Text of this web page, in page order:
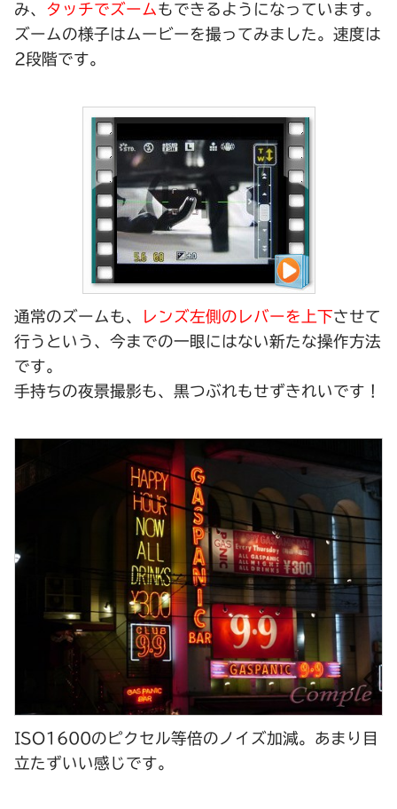
み、
タッチでズーム もできるようになっています。
ズームの様子はムービーを撮ってみました。速度は
2段階です。
通常のズームも、 レンズ左側のレバーを上下させて
行うという、今までの一眼にはない新たな操作方法
です。
手持ちの夜景撮影も、黒つぶれもせずきれいです！
ISO1600のピクセル等倍のノイズ加減。あまり目
立たずいい感じです。